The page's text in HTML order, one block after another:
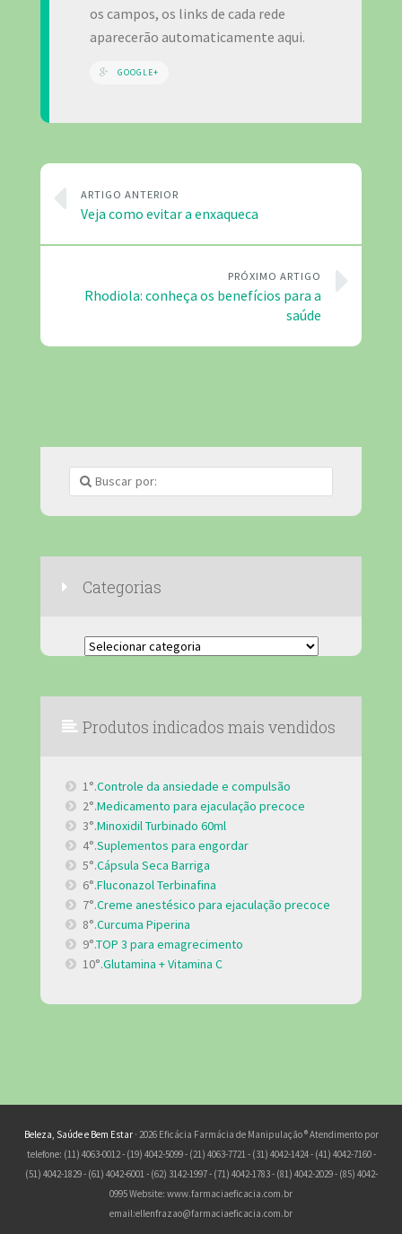
os campos, os links de cada rede
aparecerão automaticamente aqui.
GOOGLE+
ARTIGO ANTERIOR
Veja como evitar a enxaqueca
PRÓXIMO ARTIGO
Rhodiola: conheça os benefícios para a
saúde
Categorias
Categorias
Produtos indicados mais vendidos
1°.Controle da ansiedade e compulsão
2°.Medicamento para ejaculação precoce
3°.Minoxidil Turbinado 60ml
4°.Suplementos para engordar
5°.Cápsula Seca Barriga
6°.Fluconazol Terbinafina
7°.Creme anestésico para ejaculação precoce
8°.Curcuma Piperina
9°.TOP 3 para emagrecimento
10°.Glutamina + Vitamina C
Beleza, Saúde e Bem Estar· 2026 Eficácia Farmácia de Manipulação ® Atendimento por
telefone: (11) 4063-0012 - (19) 4042-5099 - (21) 4063-7721 - (31) 4042-1424 - (41) 4042-7160 -
(51) 4042-1829 - (61) 4042-6001 - (62) 3142-1997 - (71) 4042-1783 - (81) 4042-2029 - (85) 4042-
0995 Website: www.farmaciaeficacia.com.br
email:ellenfrazao@farmaciaeficacia.com.br